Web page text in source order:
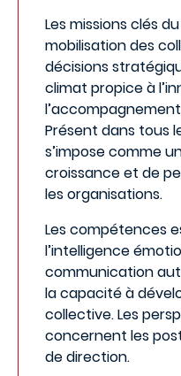
Les missions clés
mobilisation des
décisions
climat propice à
Présent dans tous
s’impose comme
croissance et de
les organisations.
Les compétences
l’intelligence
communication
la capacité à
collective. Les
concernent les
de direction.